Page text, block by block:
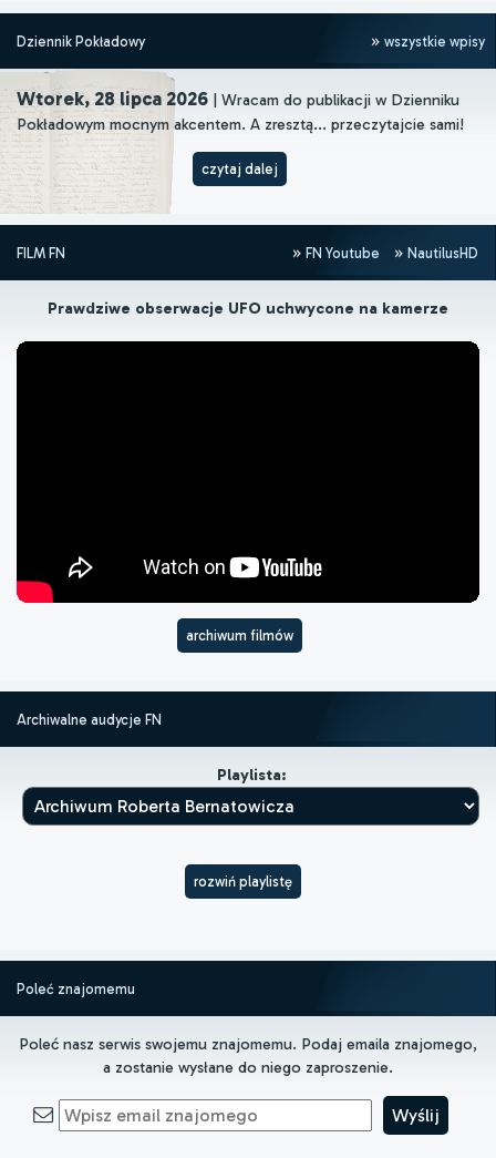
Dziennik Pokładowy wszystkie wpisy
Wtorek, 28 lipca 2026 | Wracam do publikacji w Dzienniku
Pokładowym mocnym akcentem. A zresztą... przeczytajcie sami!
czytaj dalej
FILM FN FN Youtube NautilusHD
Prawdziwe obserwacje UFO uchwycone na kamerze
archiwum filmów
Archiwalne audycje FN
Playlista:
rozwiń playlistę
Poleć znajomemu
Poleć nasz serwis swojemu znajomemu. Podaj emaila znajomego,
a zostanie wysłane do niego zaproszenie.